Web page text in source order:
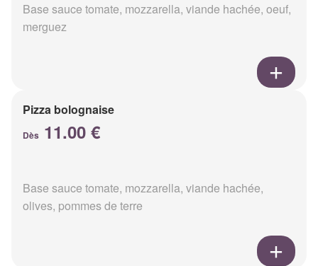
Base sauce tomate, mozzarella, viande hachée, oeuf,
merguez
Pizza bolognaise
Dès 11.00 €
Base sauce tomate, mozzarella, viande hachée,
olives, pommes de terre